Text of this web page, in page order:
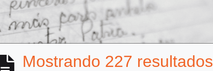
Mostrando 227 resultados